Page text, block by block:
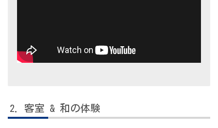
客室 & 和の体験